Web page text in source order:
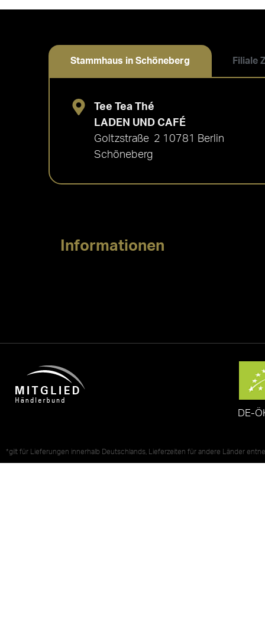
Stammhaus in Schöneberg Filiale
Tee Tea Thé
LADEN UND CAFÉ
Goltzstraße 2 10781 Berlin
Schöneberg
Informationen
DE-
*gilt für Lieferungen innerhalb Deutschlands, Lieferzeiten für andere Länder